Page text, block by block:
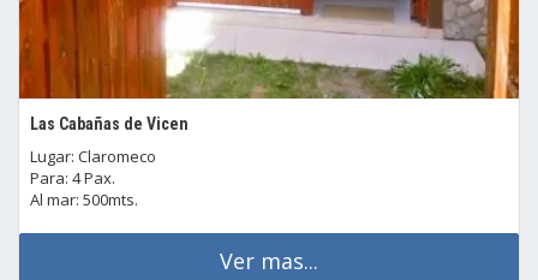
Las Cabañas de Vicen
Lugar: Claromeco
Para: 4 Pax.
Al mar: 500mts.
Ver mas...